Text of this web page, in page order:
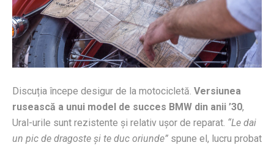
Discuția începe desigur de la motocicletă. Versiunea
rusească a unui model de succes BMW din anii ’30,
Ural-urile sunt rezistente și relativ ușor de reparat. “Le dai
un pic de dragoste și te duc oriunde” spune el, lucru probat